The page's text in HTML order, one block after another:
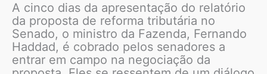
A cinco dias da apresentação do relatório
da proposta de reforma tributária no
Senado, o ministro da Fazenda, Fernando
Haddad, é cobrado pelos senadores a
entrar em campo na negociação da